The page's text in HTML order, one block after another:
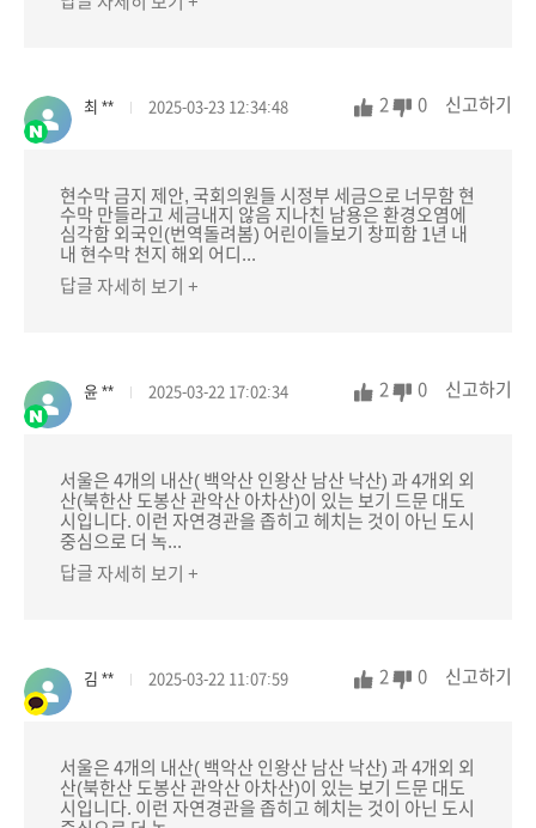
최 ** 2025-03-23 12:34:48 2 0 신고하기
현수막 금지 제안, 국회의원들 시정부 세금으로 너무함 현
수막 만들라고 세금내지 않음 지나친 남용은 환경오염에
심각함 외국인(번역돌려봄) 어린이들보기 창피함 1년 내
내 현수막 천지 해외 어디...
답글 자세히 보기 +
윤 ** 2025-03-22 17:02:34 2 0 신고하기
서울은 4개의 내산( 백악산 인왕산 남산 낙산) 과 4개외 외
산(북한산 도봉산 관악산 아차산)이 있는 보기 드문 대도
시입니다. 이런 자연경관을 좁히고 헤치는 것이 아닌 도시
중심으로 더 녹...
답글 자세히 보기 +
김 ** 2025-03-22 11:07:59 2 0 신고하기
서울은 4개의 내산( 백악산 인왕산 남산 낙산) 과 4개외 외
산(북한산 도봉산 관악산 아차산)이 있는 보기 드문 대도
시입니다. 이런 자연경관을 좁히고 헤치는 것이 아닌 도시